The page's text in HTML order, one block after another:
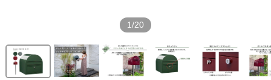
1/20